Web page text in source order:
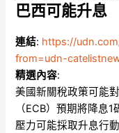
巴西可能升息
連結: https://
from=udn-
精選內容:
美國新關稅政策可能
（ECB）預期將降息
壓力可能採取升息行